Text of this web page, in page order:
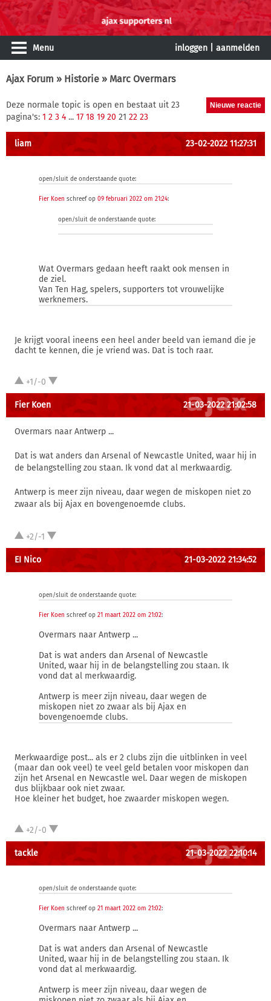
Menu inloggen aanmelden
Ajax Forum » Historie » Marc Overmars
Deze normale topic is open en bestaat uit 23
pagina's: 1 2 3 4 ... 17 18 19 20 21 22 23
liam 23-02-2022 11:27:31
open/sluit de onderstaande quote:
Fier Koen schreef op 09 februari 2022 om 21:24:
open/sluit de onderstaande quote:
Wat Overmars gedaan heeft raakt ook mensen in
de ziel.
Van Ten Hag, spelers, supporters tot vrouwelijke
werknemers.
Je krijgt vooral ineens een heel ander beeld van iemand die je
dacht te kennen, die je vriend was. Dat is toch raar.
+1/-0
Fier Koen 21-03-2022 21:02:58
Overmars naar Antwerp ...
Dat is wat anders dan Arsenal of Newcastle United, waar hij in
de belangstelling zou staan. Ik vond dat al merkwaardig.
Antwerp is meer zijn niveau, daar wegen de miskopen niet zo
zwaar als bij Ajax en bovengenoemde clubs.
+2/-1
EI Nico 21-03-2022 21:34:52
open/sluit de onderstaande quote:
Fier Koen schreef op 21 maart 2022 om 21:02:
Overmars naar Antwerp ...
Dat is wat anders dan Arsenal of Newcastle
United, waar hij in de belangstelling zou staan. Ik
vond dat al merkwaardig.
Antwerp is meer zijn niveau, daar wegen de
miskopen niet zo zwaar als bij Ajax en
bovengenoemde clubs.
Merkwaardige post... als er 2 clubs zijn die uitblinken in veel
(maar dan ook veel) te veel geld betalen voor miskopen dan
zijn het Arsenal en Newcastle wel. Daar wegen de miskopen
dus blijkbaar ook niet zwaar.
Hoe kleiner het budget, hoe zwaarder miskopen wegen.
+2/-0
tackle 21-03-2022 22:10:14
open/sluit de onderstaande quote:
Fier Koen schreef op 21 maart 2022 om 21:02:
Overmars naar Antwerp ...
Dat is wat anders dan Arsenal of Newcastle
United, waar hij in de belangstelling zou staan. Ik
vond dat al merkwaardig.
Antwerp is meer zijn niveau, daar wegen de